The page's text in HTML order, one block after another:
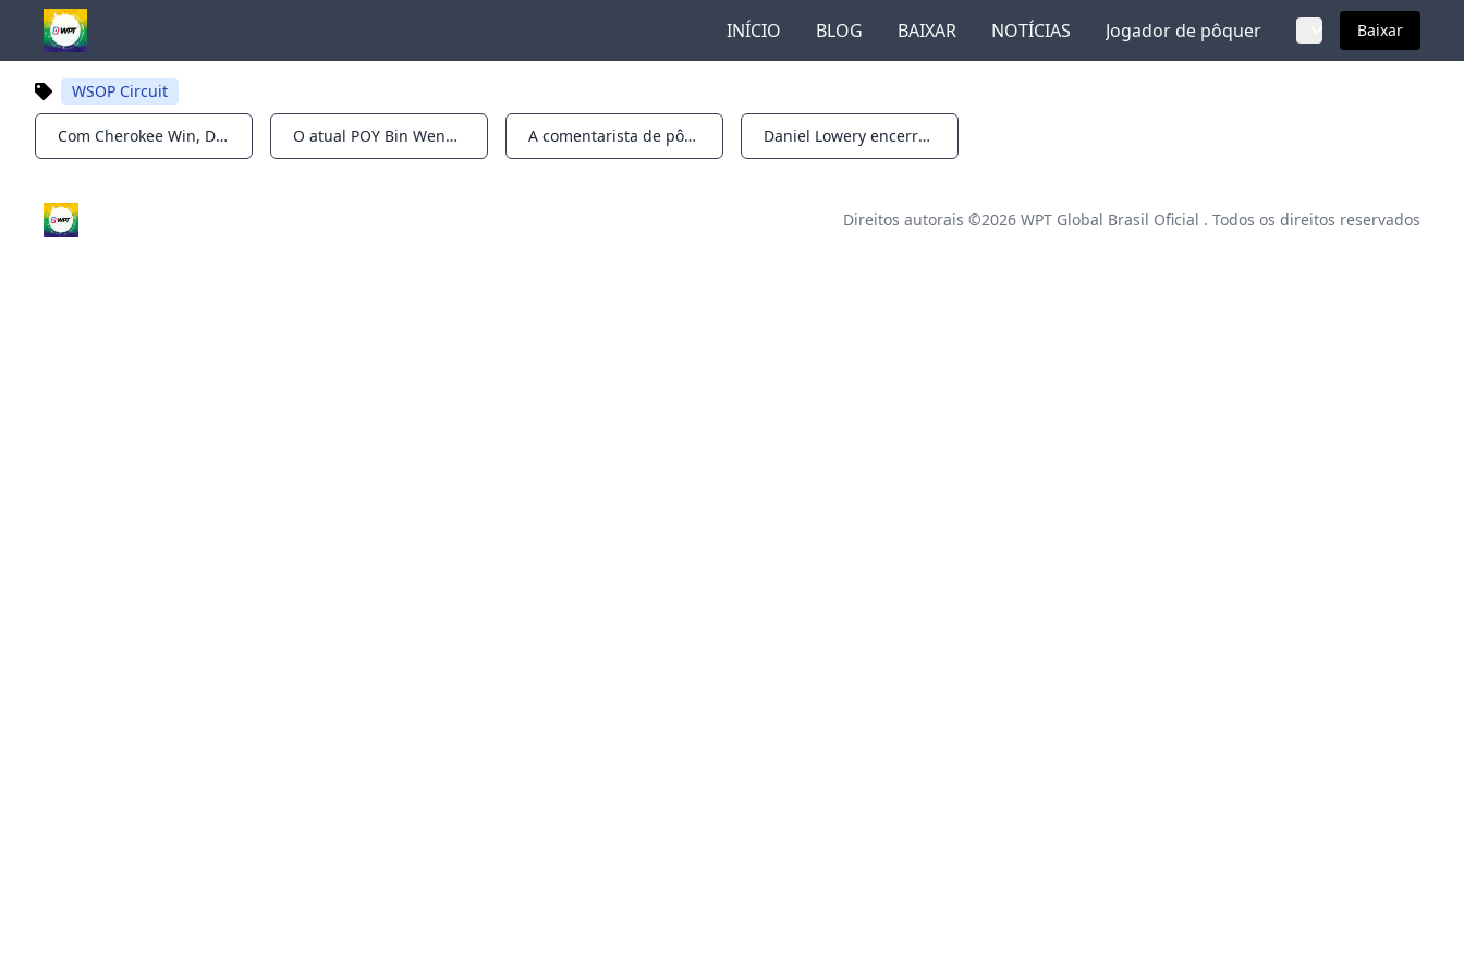
INÍCIO BLOG BAIXAR NOTÍCIAS Jogador de pôquer Baixar
WSOP Circuit
Notifications Com Cherokee Win, Dan Lowery agora está a um anel do circuito WSOP do recorde Notifications O atual POY Bin Weng vence o Circuit Ring no WSOP Pompano Beach; Izadi vence principal Notifications A comentarista de pôquer Kasey Lyn Mills ganha dois anéis no WSOPC Choctaw Notifications Daniel Lowery encerra ano de carreira com vitória de veteranos do WPT poucas semanas depois de completar 50 anos
Direitos autorais ©2026 WPT Global Brasil Oficial . Todos os direitos reservados